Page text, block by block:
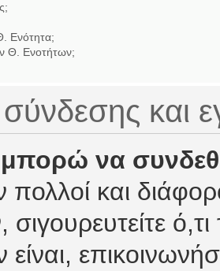
Ενότητα;
Θ. Ενοτήτων;
και
μπορώ να
και